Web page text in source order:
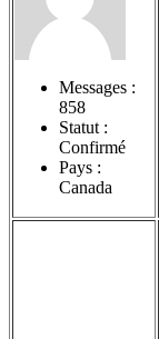
Messages :
858
Statut :
Confirmé
Pays :
Canada